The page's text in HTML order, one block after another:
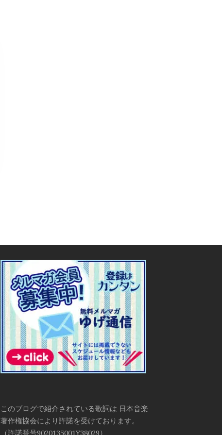
このブログで紹介されている歌詞は 日本音楽
著作権協会により許諾を受けております。
（許諾番号9020135001Y38029）